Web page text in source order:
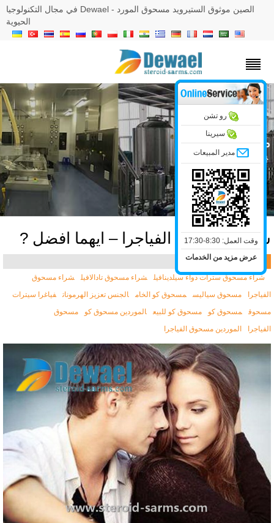
الصين موثوق الستيرويد مسحوق المورد - Dewael في مجال التكنولوجيا
الحيوية
مدونة
مقابل الفياجرا – ايهما افضل ?
2018يوم 1 مايو
شراء مسحوق سترات دواء سيلدينافيل
شراء مسحوق تادالافيل
شراء مسحوق
مسحوق سياليس مسحوق كو الخام الجنس تعزيز الهرمونات
فياغرا سيترات
مسحوق كو مسحوق كو للبيع الموردين مسحوق كو
مسحوق
الموردين مسحوق الفياجرا
رو تشن
سيرينا
مدير المبيعات
وقت العمل: 8:30-17:30
عرض مزيد من الخدمات